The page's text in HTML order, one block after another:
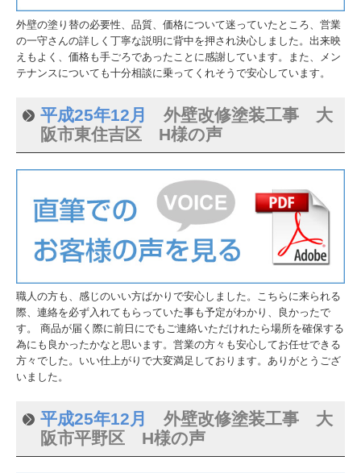
よくある質問
お問合せ
採用情報
外壁の塗り替の必要性、品質、価格について迷っていたところ、営業
の一守さんの詳しく丁寧な説明に背中を押され決心しました。出来映
えもよく、価格も手ごろであったことに感謝しています。また、メン
テナンスについても十分相談に乗ってくれそうで安心しています。
平成25年12月 外壁改修塗装工事 大
阪市東住吉区 H様の声
職人の方も、感じのいい方ばかりで安心しました。こちらに来られる
際、連絡を必ず入れてもらっていた事も予定がわかり、良かったで
す。 商品が届く際に前日にでもご連絡いただけれたら場所を確保する
為にも良かったかなと思います。営業の方々も安心してお任せできる
方々でした。いい仕上がりで大変満足しております。ありがとうござ
いました。
平成25年12月 外壁改修塗装工事 大
阪市平野区 H様の声